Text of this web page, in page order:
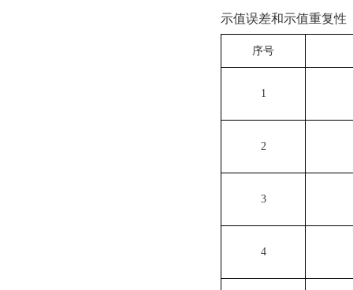
示值误差和示值重复性
序号
1
2
3
4